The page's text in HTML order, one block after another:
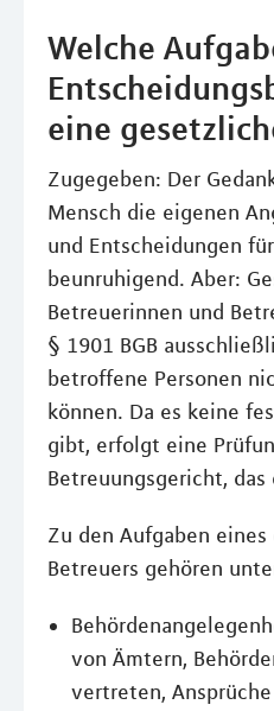
Welche
eine
Zugegeben: Der
Mensch die eigenen
und Entscheidungen
beunruhigend. Aber:
Betreuerinnen und
§ 1901 BGB
betroffene Personen
können. Da es keine
gibt, erfolgt eine
Betreuungsgericht,
Zu den Aufgaben
Betreuers gehören
von Ämtern,
vertreten,